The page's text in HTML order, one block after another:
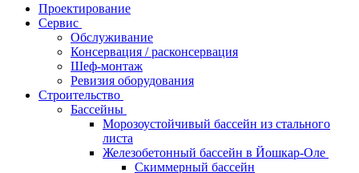
Проектирование
Сервис
Обслуживание
Консервация / расконсервация
Шеф-монтаж
Ревизия оборудования
Строительство
Бассейны
Морозоустойчивый бассейн из стального
листа
Железобетонный бассейн в Йошкар-Оле
Скиммерный бассейн